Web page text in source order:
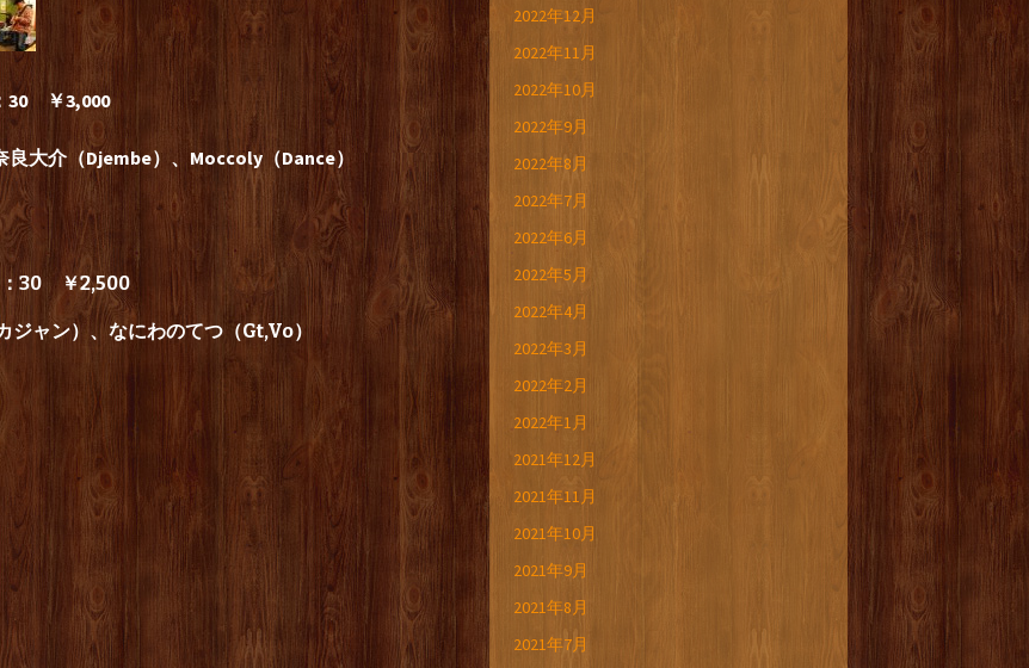
30 ￥3,000
大介（Djembe）、Moccoly（Dance）
：30 ￥2,500
ャン）、なにわのてつ（Gt,Vo）
2022年12月
2022年11月
2022年10月
2022年9月
2022年8月
2022年7月
2022年6月
2022年5月
2022年4月
2022年3月
2022年2月
2022年1月
2021年12月
2021年11月
2021年10月
2021年9月
2021年8月
2021年7月